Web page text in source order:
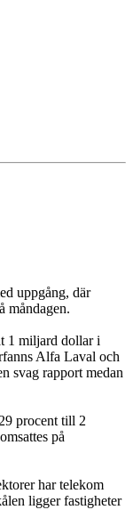
uppgång, där
måndagen.
1 miljard dollar i
Alfa Laval och
svag rapport medan
procent till 2
på
har telekom
ligger fastigheter